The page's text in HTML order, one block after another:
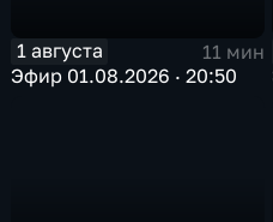
1 августа
11 мин
Эфир 01.08.2026 · 20:50